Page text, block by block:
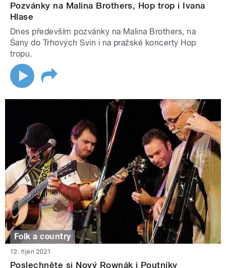
Pozvánky na Malina Brothers, Hop trop i Ivana
Hlase
Dnes především pozvánky na Malina Brothers, na
Śany do Trhových Svin i na pražské koncerty Hop
tropu.
Folk a country
12. říjen 2021
Poslechněte si Nový Rownák i Poutníky